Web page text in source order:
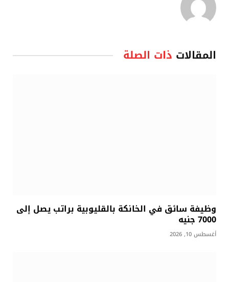
المقالات ذات الصلة
وظيفة سائق في الخانكة بالقليوبية براتب يصل إلى
7000 جنيه
أغسطس 10, 2026